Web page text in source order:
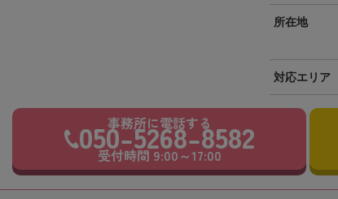
所在地
対応エリア
事務所に電話する
050-5268-8582
受付時間 9:00～17:00